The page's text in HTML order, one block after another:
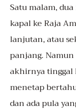
Satu malam,
kapal ke Raja
lanjutan, atau
panjang.
akhirnya tinggal
menetap
dan ada pula